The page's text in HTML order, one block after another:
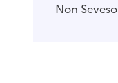
Non Seveso